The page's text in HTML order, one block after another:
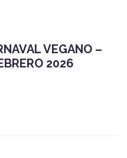
VEGANO –
2026